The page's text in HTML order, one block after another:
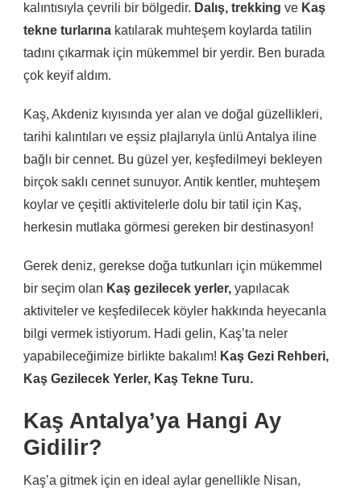
kalıntısıyla çevrili bir bölgedir. Dalış, trekking ve Kaş
tekne turlarına katılarak muhteşem koylarda tatilin
tadını çıkarmak için mükemmel bir yerdir. Ben burada
çok keyif aldım.
Kaş, Akdeniz kıyısında yer alan ve doğal güzellikleri,
tarihi kalıntıları ve eşsiz plajlarıyla ünlü Antalya iline
bağlı bir cennet. Bu güzel yer, keşfedilmeyi bekleyen
birçok saklı cennet sunuyor. Antik kentler, muhteşem
koylar ve çeşitli aktivitelerle dolu bir tatil için Kaş,
herkesin mutlaka görmesi gereken bir destinasyon!
Gerek deniz, gerekse doğa tutkunları için mükemmel
bir seçim olan Kaş gezilecek yerler, yapılacak
aktiviteler ve keşfedilecek köyler hakkında heyecanla
bilgi vermek istiyorum. Hadi gelin, Kaş’ta neler
yapabileceğimize birlikte bakalım! Kaş Gezi Rehberi,
Kaş Gezilecek Yerler, Kaş Tekne Turu.
Kaş Antalya’ya Hangi Ay
Gidilir?
Kaş’a gitmek için en ideal aylar genellikle Nisan,